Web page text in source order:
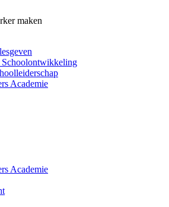
maken
Academie
Academie